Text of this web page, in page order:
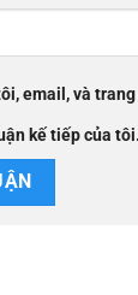
email, và
kế tiếp của tôi.